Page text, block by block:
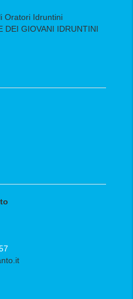
Oratori Idruntini
DEI GIOVANI IDRUNTINI